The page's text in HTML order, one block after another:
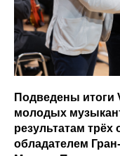
Подведены итоги
молодых
результатам трёх
обладателем